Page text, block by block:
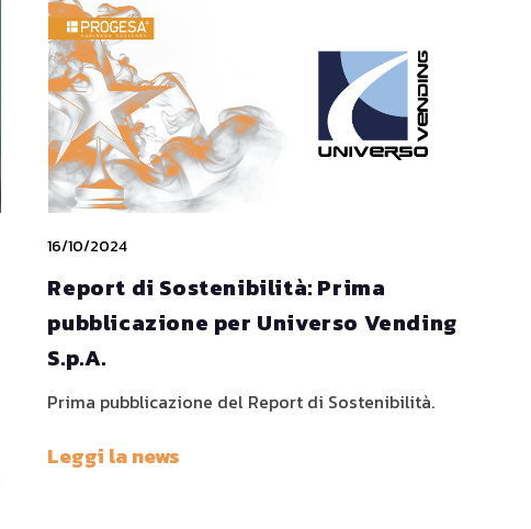
16/10/2024
Report di Sostenibilità: Prima
pubblicazione per Universo Vending
S.p.A.
Prima pubblicazione del Report di Sostenibilità.
Leggi la news